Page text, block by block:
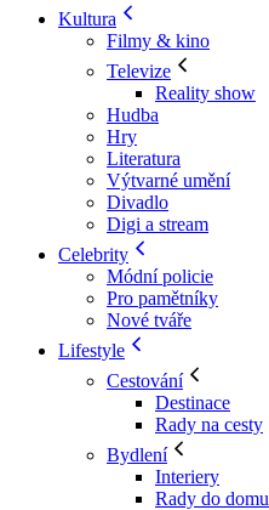
Kultura
Filmy & kino
Televize
Reality show
Hudba
Hry
Literatura
Výtvarné umění
Divadlo
Digi a stream
Celebrity
Módní policie
Pro pamětníky
Nové tváře
Lifestyle
Cestování
Destinace
Rady na cesty
Bydlení
Interiery
Rady do domu